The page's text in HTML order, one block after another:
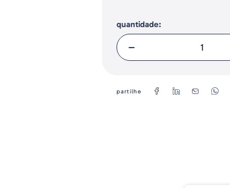
quantidade:
partilhe